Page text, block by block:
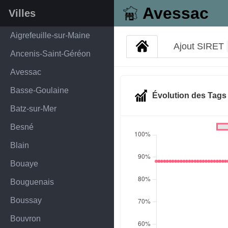
Avessac
Villes
Aigrefeuille-sur-Maine
Ancenis-Saint-Géréon
Avessac
Basse-Goulaine
Batz-sur-Mer
Besné
Blain
Bouaye
Bouguenais
Boussay
Bouvron
Ajout SIRET
Évolution des